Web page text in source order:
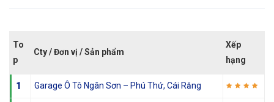
To
p
Cty / Đơn vị / Sản phẩm
Xếp
hạng
1 Garage Ô Tô Ngân Sơn – Phú Thứ, Cái Răng